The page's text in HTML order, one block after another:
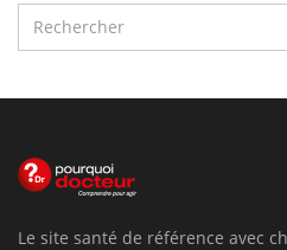
Le site santé de référence avec